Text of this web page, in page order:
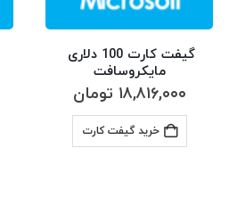
گیفت کارت 100 دلاری
مایکروسافت
۱۸,۸۱۶,۰۰۰ تومان
خرید گیفت کارت